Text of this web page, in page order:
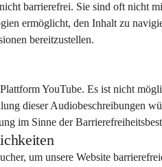
barrierefrei. Sie sind oft nicht
ermöglicht, den Inhalt zu
bereitzustellen.
YouTube. Es ist nicht
dieser Audiobeschreibungen
im Sinne der
um unsere Website